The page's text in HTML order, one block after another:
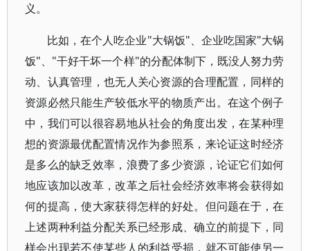
义。
比如，在个人吃企业"大锅饭"、企业吃国家"大锅
饭"、"干好干坏一个样"的分配体制下，既没人努力劳
动、认真管理，也无人关心资源的合理配置，同样的
资源必然只能生产较低水平的物质产出。在这个例子
中，我们可以很容易地从社会的角度出发，在某种理
想的资源最优配置情况作为参照系，来论证这时经济
是多么的缺乏效率，浪费了多少资源，论证它们如何
地应该加以改革，改革之后社会经济效率将会获得如
何的提高，使大家获得怎样的好处。但问题在于，在
上述两种利益分配关系已经形成、确立的前提下，同
样会出现若不使某些人的利益受损，就不可能使另一